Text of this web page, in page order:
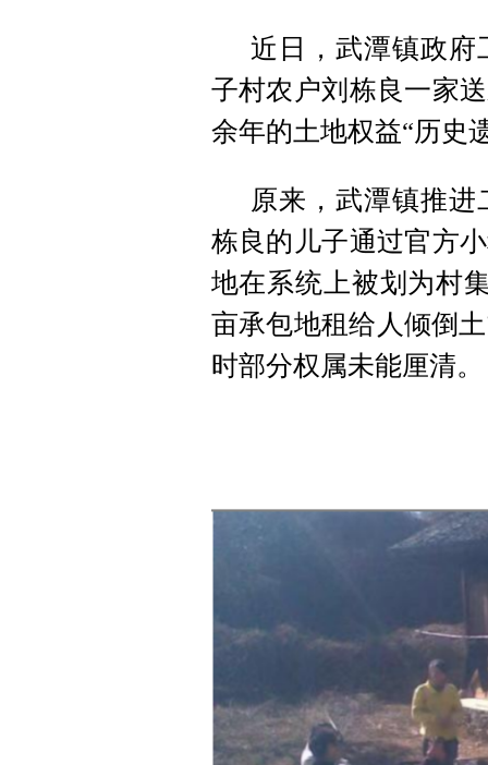
近日，武潭镇政
子村农户刘栋良一家
余年的土地权益“历史
原来，武潭镇推
栋良的儿子通过官方
地在系统上被划为村
亩承包地租给人倾倒
时部分权属未能厘清。